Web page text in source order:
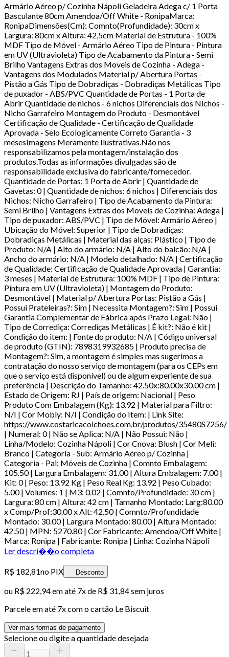
Armário Aéreo p/ Cozinha Nápoli Geladeira Adega c/ 1 Porta
Basculante 80cm Amendoa/Off White - RonipaMarca:
RonipaDimensões(Cm): Comnto(Profundidade): 30cm x
Largura: 80cm x Altura: 42,5cm Material de Estrutura - 100%
MDF Tipo de Móvel - Armário Aéreo Tipo de Pintura - Pintura
em UV (Ultravioleta) Tipo de Acabamento da Pintura - Semi
Brilho Vantagens Extras dos Moveis de Cozinha - Adega -
Vantagens dos Modulados Material p/ Abertura Portas -
Pistão a Gás Tipo de Dobradiças - Dobradiças Metálicas Tipo
de puxador - ABS/PVC Quantidade de Portas - 1 Porta de
Abrir Quantidade de nichos - 6 nichos Diferenciais dos Nichos -
Nicho Garrafeiro Montagem do Produto - Desmontável
Certificação de Qualidade - Certificação de Qualidade
Aprovada - Selo Ecologicamente Correto Garantia - 3
mesesImagens Meramente Ilustrativas.Não nos
responsabilizamos pela montagem/instalação dos
produtos.Todas as informações divulgadas são de
responsabilidade exclusiva do fabricante/fornecedor.
Quantidade de Portas: 1 Porta de Abrir | Quantidade de
Gavetas: 0 | Quantidade de nichos: 6 nichos | Diferenciais dos
Nichos: Nicho Garrafeiro | Tipo de Acabamento da Pintura:
Semi Brilho | Vantagens Extras dos Moveis de Cozinha: Adega |
Tipo de puxador: ABS/PVC | Tipo de Móvel: Armário Aéreo |
Ubicação do Móvel: Superior | Tipo de Dobradiças:
Dobradiças Metálicas | Material das alças: Plástico | Tipo de
Produto: N/A | Alto do armário: N/A | Alto do balcão: N/A |
Ancho do armário: N/A | Modelo detalhado: N/A | Certificação
de Qualidade: Certificação de Qualidade Aprovada | Garantia:
3 meses | Material de Estrutura: 100% MDF | Tipo de Pintura:
Pintura em UV (Ultravioleta) | Montagem do Produto:
Desmontável | Material p/ Abertura Portas: Pistão a Gás |
Possui Prateleiras?: Sim | Necessita Montagem?: Sim | Possui
Garantia Complementar de Fábrica após Prazo Legal: Não |
Tipo de Corrediça: Corrediças Metálicas | É kit?: Não é kit |
Condição do item: | Fonte do produto: N/A | Código universal
de produto (GTIN): 7898319932685 | Produto precisa de
Montagem?: Sim, a montagem é simples mas sugerimos a
contratação do nosso serviço de montagem (para os CEPs em
que o serviço está disponível) ou de algum experiente de sua
preferência | Descrição do Tamanho: 42.50x:80.00x30.00 cm |
Estado de Origem: RJ | País de origem: Nacional | Peso
Produto Com Embalagem (Kg): 13.92 | Material para Filtro:
N/I | Cor Mobly: N/I | Condição do Item: | Link Site:
https://www.costaricacolchoes.com.br/produtos/35480S7256/
| Numeral: 0 | Não se Aplica: N/A | Não Possui: Não |
Linha/Modelo: Cozinha Nápoli | Cor Cnova: Blush | Cor Meli:
Branco | Categoria - Sub: Armário Aéreo p/ Cozinha |
Categoria - Pai: Móveis de Cozinha | Comnto Embalagem:
105.50 | Largura Embalagem: 31.00 | Altura Embalagem: 7.00 |
Kit: 0 | Peso: 13.92 Kg | Peso Real Kg: 13.92 | Peso Cubado:
5.00 | Volumes: 1 | M3: 0.02 | Comnto/Profundidade: 30 cm |
Largura: 80 cm | Altura: 42 cm | Tamanho Montado: Larg:80.00
x Comp/Prof:30.00 x Alt: 42.50 | Comnto/Profundidade
Montado: 30.00 | Largura Montado: 80.00 | Altura Montado:
42.50 | MPN: 5270.80 | Cor Fabricante: Amendoa/Off White |
Marca: Ronipa | Fabricante: Ronipa | Linha: Cozinha Nápoli
Ler descri��o completa
R$ 182,81no PIX Desconto
ou R$ 222,94em até 7x de R$ 31,84 sem juros
Parcele em até 7x com o cartão Le Biscuit
Ver mais formas de pagamento
Selecione ou digite a quantidade desejada